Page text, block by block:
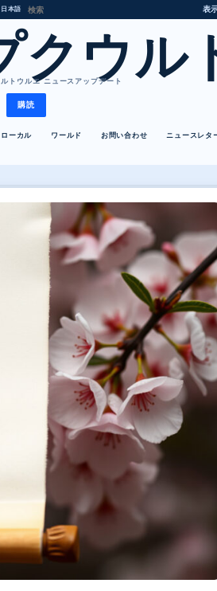
日本語 表
クウル
トウルエ ニュースアップデート
購読
ローカル ワールド お問い合わせ ニュースレタ